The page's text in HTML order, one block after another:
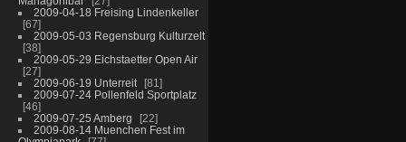
2009-04-18 Freising Lindenkeller
67
2009-05-03 Regensburg Kulturzelt
38
2009-05-29 Eichstaetter Open Air
27
2009-06-19 Unterreit
81
2009-07-24 Pollenfeld Sportplatz
46
2009-07-25 Amberg
22
2009-08-14 Muenchen Fest im